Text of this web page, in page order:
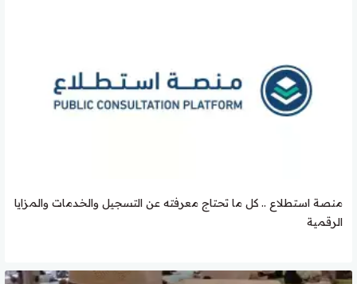
منصة استطلاع .. كل ما تحتاج معرفته عن التسجيل والخدمات والمزايا
الرقمية